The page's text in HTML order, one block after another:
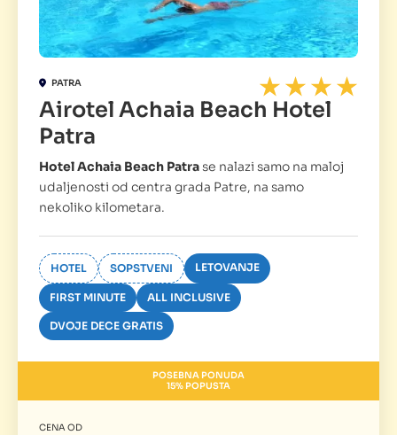
PATRA
Airotel Achaia Beach Hotel
Patra
Hotel Achaia Beach Patrase nalazi samo na maloj
udaljenosti od centra grada Patre, na samo
nekoliko kilometara.
HOTEL SOPSTVENI LETOVANJE
FIRST MINUTE ALL INCLUSIVE
DVOJE DECE GRATIS
POSEBNA PONUDA
15% POPUSTA
CENA OD